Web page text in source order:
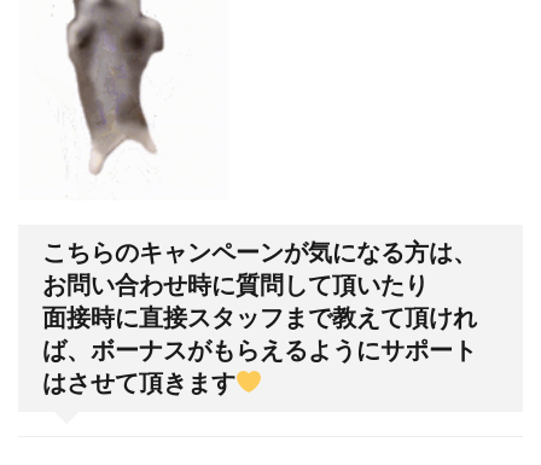
こちらのキャンペーンが気になる方は、
お問い合わせ時に質問して頂いたり
面接時に直接スタッフまで教えて頂けれ
ば、ボーナスがもらえるようにサポート
はさせて頂きます